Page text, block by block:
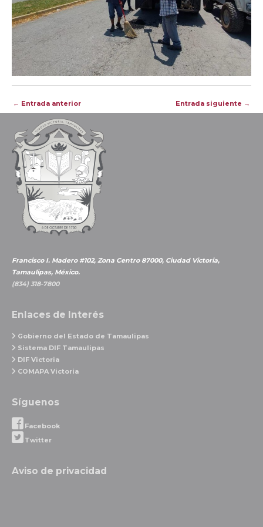
Navegación
de
entradas
← Entrada anterior Entrada siguiente →
Francisco I. Madero #102, Zona Centro 87000, Ciudad Victoria,
Tamaulipas, México.
(834) 318-7800
Enlaces de Interés
Gobierno del Estado de Tamaulipas
Sistema DIF Tamaulipas
DIF Victoria
COMAPA Victoria
Síguenos
Facebook
Twitter
Aviso de privacidad